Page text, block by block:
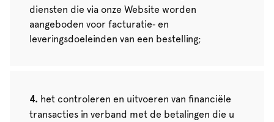
diensten die via onze Website worden
aangeboden voor facturatie‑ en
leveringsdoeleinden van een bestelling;
het controleren en uitvoeren van financiële
transacties in verband met de betalingen die u